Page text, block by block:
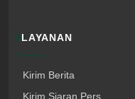
LAYANAN
Kirim Berita
Kirim Siaran Pers